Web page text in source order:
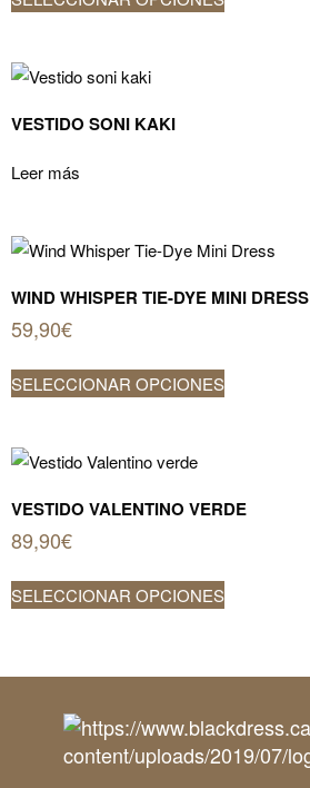
producto
en
la
producto
VESTIDO SONI KAKI
Leer más
WIND WHISPER TIE-DYE MINI DRESS
59,90€
SELECCIONAR OPCIONES
Este
producto
Las
pueden
elegir
la
de
producto
VESTIDO VALENTINO VERDE
89,90€
SELECCIONAR OPCIONES
Este
producto
Las
opciones
se